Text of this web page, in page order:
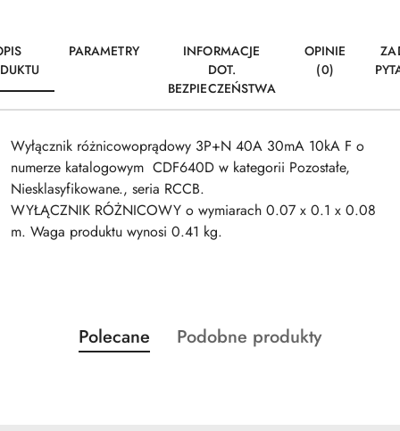
PARAMETRY
INFORMACJE
DOT.
BEZPIECZEŃSTWA
OPINIE
(0)
Wyłącznik różnicowoprądowy 3P+N 40A 30mA 10kA F o
numerze katalogowym CDF640D w kategorii Pozostałe,
Niesklasyfikowane., seria RCCB.
WYŁĄCZNIK RÓŻNICOWY o wymiarach 0.07 x 0.1 x 0.08
m. Waga produktu wynosi 0.41 kg.
Pomiń karuzelę produktów
Produkty
o
Polecane
Produkty
Podobne produkty